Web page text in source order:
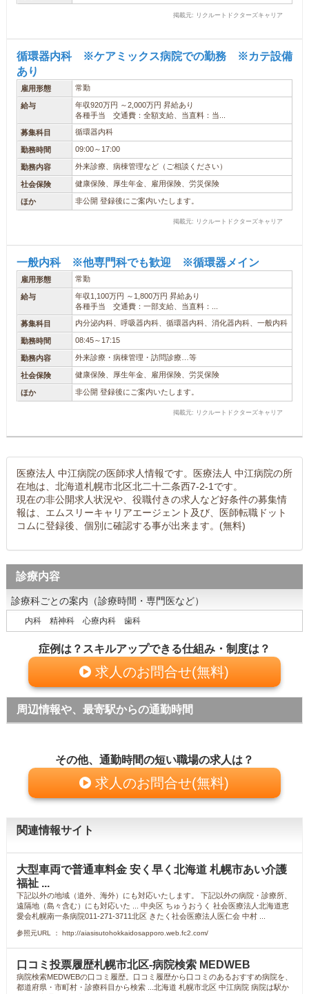
掲載元: リクルートドクターズキャリア
循環器内科 ※ケアミックス病院での勤務 ※カテ設備
あり
雇用形態 常勤
給与
年収920万円 ～2,000万円 昇給あり
各種手当 交通費：全額支給、当直料：当...
募集科目 循環器内科
勤務時間 09:00～17:00
勤務内容 外来診療、病棟管理など（ご相談ください）
社会保険 健康保険、厚生年金、雇用保険、労災保険
ほか 非公開 登録後にご案内いたします。
掲載元: リクルートドクターズキャリア
一般内科 ※他専門科でも歓迎 ※循環器メイン
雇用形態 常勤
給与
年収1,100万円 ～1,800万円 昇給あり
各種手当 交通費：一部支給、当直料：...
募集科目 内分泌内科、呼吸器内科、循環器内科、消化器内科、一般内科
勤務時間 08:45～17:15
勤務内容 外来診療・病棟管理・訪問診療…等
社会保険 健康保険、厚生年金、雇用保険、労災保険
ほか 非公開 登録後にご案内いたします。
掲載元: リクルートドクターズキャリア
医療法人 中江病院の医師求人情報です。医療法人 中江病院の所
在地は、北海道札幌市北区北二十二条西7-2-1です。
現在の非公開求人状況や、役職付きの求人など好条件の募集情
報は、エムスリーキャリアエージェント及び、医師転職ドット
コムに登録後、個別に確認する事が出来ます。(無料)
診療内容
診療科ごとの案内（診療時間・専門医など）
内科 精神科 心療内科 歯科
症例は？スキルアップできる仕組み・制度は？
求人のお問合せ(無料)
周辺情報や、最寄駅からの通勤時間
その他、通勤時間の短い職場の求人は？
求人のお問合せ(無料)
関連情報サイト
大型車両で普通車料金 安く早く北海道 札幌市あい介護
福祉 ...
下記以外の地域（道外、海外）にも対応いたします。 下記以外の病院・診療所、
遠隔地（島々含む）にも対応いた ... 中央区 ちゅうおうく 社会医療法人北海道恵
愛会札幌南一条病院011-271-3711北区 きたく社会医療法人医仁会 中村 ...
参照元URL ： http://aiasisutohokkaidosapporo.web.fc2.com/
口コミ投票履歴札幌市北区-病院検索 MEDWEB
病院検索MEDWEBの口コミ履歴。口コミ履歴から口コミのあるおすすめ病院を、
都道府県・市町村・診療科目から検索 ...北海道 札幌市北区 中江病院 病院は駅か